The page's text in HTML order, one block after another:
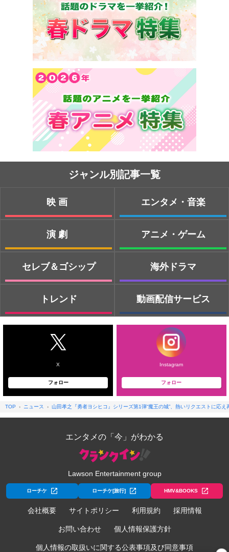
ジャンル別記事一覧
映画
演劇
セレブ＆ゴシップ
トレンド
エンタメ・音楽
アニメ・ゲーム
海外ドラマ
動画配信サービス
X
フォロー
Instagram
フォロー
TOP ニュース 山田孝之『勇者ヨシヒコ』シリーズ第1弾“魔王の城”、熱いリクエストに応え
エンタメの「今」がわかる
Lawson Entertainment group
ローチケ ローチケ[旅行] HMV&BOOKS
会社概要 サイトポリシー 利用規約 採用情報
お問い合わせ 個人情報保護方針
個人情報の取扱いに関する公表事項及び同意事項